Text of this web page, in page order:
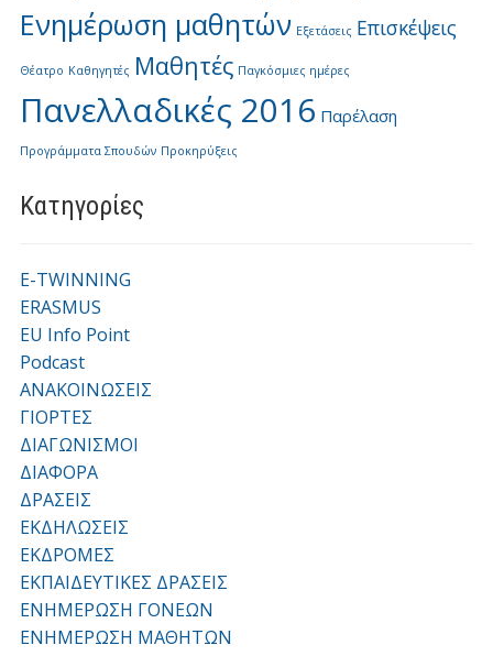
Ενημέρωση μαθητών Εξετάσεις Επισκέψεις
Θέατρο Καθηγητές Μαθητές Παγκόσμιες ημέρες
Πανελλαδικές 2016 Παρέλαση
Προγράμματα Σπουδών Προκηρύξεις
Kατηγορίες
E-TWINNING
ERASMUS
EU Info Point
Podcast
ΑΝΑΚΟΙΝΩΣΕΙΣ
ΓΙΟΡΤΕΣ
ΔΙΑΓΩΝΙΣΜΟΙ
ΔΙΑΦΟΡΑ
ΔΡΑΣΕΙΣ
ΕΚΔΗΛΩΣΕΙΣ
ΕΚΔΡΟΜΕΣ
ΕΚΠΑΙΔΕΥΤΙΚΕΣ ΔΡΑΣΕΙΣ
ΕΝΗΜΕΡΩΣΗ ΓΟΝΕΩΝ
ΕΝΗΜΕΡΩΣΗ ΜΑΘΗΤΩΝ